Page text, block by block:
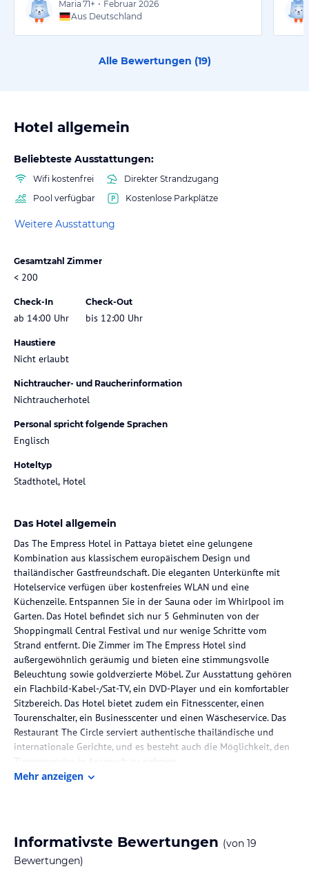
Maria 71+ • Februar 2026
Aus Deutschland
Alle Bewertungen (19)
Hotel allgemein
Beliebteste Ausstattungen:
Wifi kostenfrei
Direkter Strandzugang
Pool verfügbar
Kostenlose Parkplätze
Weitere Ausstattung
Gesamtzahl Zimmer
< 200
Check-In
ab 14:00 Uhr
Check-Out
bis 12:00 Uhr
Haustiere
Nicht erlaubt
Nichtraucher- und Raucherinformation
Nichtraucherhotel
Personal spricht folgende Sprachen
Englisch
Hoteltyp
Stadthotel, Hotel
Das Hotel allgemein
Das The Empress Hotel in Pattaya bietet eine gelungene
Kombination aus klassischem europäischem Design und
thailändischer Gastfreundschaft. Die eleganten Unterkünfte mit
Hotelservice verfügen über kostenfreies WLAN und eine
Küchenzeile. Entspannen Sie in der Sauna oder im Whirlpool im
Garten. Das Hotel befindet sich nur 5 Gehminuten von der
Shoppingmall Central Festival und nur wenige Schritte vom
Strand entfernt. Die Zimmer im The Empress Hotel sind
außergewöhnlich geräumig und bieten eine stimmungsvolle
Beleuchtung sowie goldverzierte Möbel. Zur Ausstattung gehören
ein Flachbild-Kabel-/Sat-TV, ein DVD-Player und ein komfortabler
Sitzbereich. Das Hotel bietet zudem ein Fitnesscenter, einen
Tourenschalter, ein Businesscenter und einen Wäscheservice. Das
Restaurant The Circle serviert authentische thailändische und
internationale Gerichte, und es besteht auch die Möglichkeit, den
Zimmerservice in Anspruch zu nehmen.
Flughafen ist der internationale Flughafen Suvarnabhumi in
Bangkok, der etwa 1,5 Stunden Fahrtzeit entfernt liegt. In der
Umgebung des Hotels gibt es zahlreiche Unterhaltungs- und
Mehr anzeigen
Informativste Bewertungen (von 19
Bewertungen)